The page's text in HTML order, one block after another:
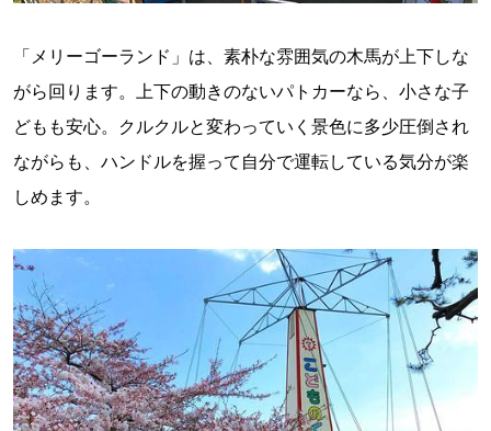
「メリーゴーランド」は、素朴な雰囲気の木馬が上下しな
がら回ります。上下の動きのないパトカーなら、小さな子
どもも安心。クルクルと変わっていく景色に多少圧倒され
ながらも、ハンドルを握って自分で運転している気分が楽
しめます。